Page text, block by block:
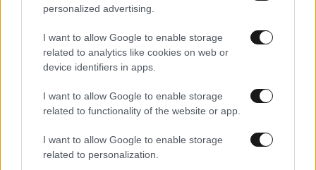
personalized advertising.
I want to allow Google to enable storage
related to analytics like cookies on web or
device identifiers in apps.
I want to allow Google to enable storage
related to functionality of the website or app.
I want to allow Google to enable storage
related to personalization.